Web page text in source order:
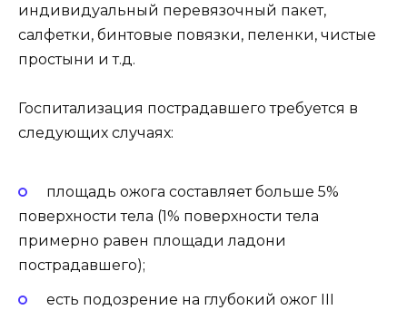
индивидуальный перевязочный пакет,
салфетки, бинтовые повязки, пеленки, чистые
простыни и т.д.
Госпитализация пострадавшего требуется в
следующих случаях:
площадь ожога составляет больше 5%
поверхности тела (1% поверхности тела
примерно равен площади ладони
пострадавшего);
есть подозрение на глубокий ожог III